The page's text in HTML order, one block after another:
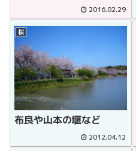
2016.02.29
桜
布良や山本の堰など
2012.04.12